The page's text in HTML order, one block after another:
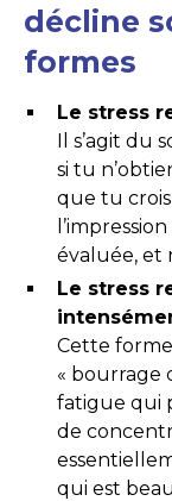
décline
formes
Le stress
Il s’agit du
si tu
que tu
évaluée, et
Le stress
Cette
« bourrage
fatigue qui
de
qui est